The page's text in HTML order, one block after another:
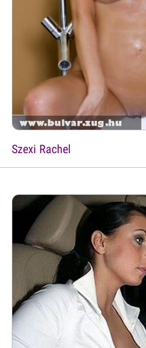
Szexi Rachel